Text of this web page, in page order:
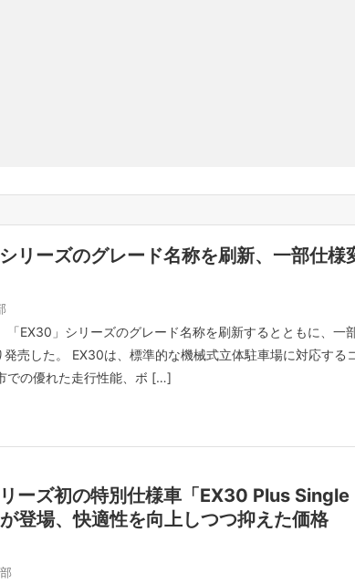
リーズのグレード名称を刷新、一部仕様
「EX30」シリーズのグレード名称を刷新するとともに、一
売した。 EX30は、標準的な機械式立体駐車場に対応する
での優れた走行性能、ボ […]
ーズ初の特別仕様車「EX30 Plus Single
登場、快適性を向上しつつ抑えた価格